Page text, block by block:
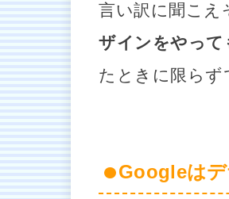
言い訳に聞こえ
ザインをやって
たときに限らず
Googleは